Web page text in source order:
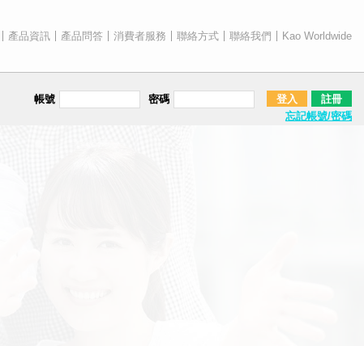
產品資訊 產品問答 消費者服務 聯絡方式 聯絡我們 Kao Worldwide
帳號 密碼 登入
註冊
忘記帳號/密碼